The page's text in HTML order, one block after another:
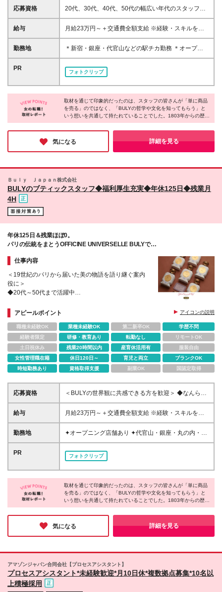
応募資格
20代、30代、40代、50代の幅広い年代のスタッフが
活躍中です。 ◎学歴不問 ◎ブランクOK ◎サービス業
や接客業のご経験 （例：ホテル・航空・飲食・アパ
○o。. ・BULYの製品や店舗の空間が好きで、その世
界観に身を置いて働きたい方 ・ブランドの歴史や製
客様一人ひとりと丁寧に向き合う接客がしたい方 ・
関心をお持ちの方 経験以上に大切なのは、BULYの哲
学に共感し、その魅力をお客様へ伝えたいという想い
です。 まずはBULYを愛する気持ちを持って、新しい
一歩を踏み出してみませんか。
給与
月給23万円～＋交通費全額支給 ※経験・スキルを考
慮して決定いたします ※残業代は全額支給いたします
※試用期間3ヶ月（期間中の給与・待遇に差異はあり
勤務地
＊新宿・銀座・代官山などの駅チカ勤務 ＊オープニ
ング店舗あり ＊転勤なし 以下のOFFICINE
UNIVERSELLE BULYの、いずれかの店舗にて勤務い
ただきます。 .。o○ 新宿エリアの百貨店内に、新店舗
がオープン予定 ○o。. オープニングスタッフも、一か
らお店を創り上げる仲間として積極採用中です。 ＜
東京＞ ＊代官山店：東京都渋谷区恵比寿西1-25-9 ＊
日本橋高島屋店：東京都中央区日本橋2-4-1 日本橋高
島屋 本館1階 ＊新宿店：東京都新宿区新宿4-1-6
港区南青山5-11-5 住友南青山ビル 1F ＊麻布台店：東
京都港区麻布台1-2-4 麻布台ヒルズガーデンプラザC
丸の内ブリックスクエア 1F ＊松屋銀座店：東京都中
央区銀座3-6-1 松屋銀座1F ＊代官山猿楽町店：東京都
PR
フォトクリップ
取材を通じて印象的だったのは、スタッフの皆さんが「単に商品
を売る」のではなく、「BULYの哲学や文化を知ってもらう」と
いう想いを共通して持たれていることでした。1803年からの歴史
や自然の知恵、そしてカリグラフィーの技術。その背景にある美
学に自らも深く触れ、理解しようとする姿勢が、接客スキルに留
まらず、一人の人間としての知性と魅力を磨いているのだと、皆
さんの誇りに満ちた表情を見て強く実感しました。
気になる 詳細を見る
Ｂｕｌｙ Ｊａｐａｎ株式会社
BULYのブティックスタッフ◆福利厚生充実◆年休125日◆残業月
4H
年休125日＆残業ほぼ0。
パリの伝統をまとうOFFICINE UNIVERSELLE BULYで
仕事内容
＜19世紀のパリから届いた美の物語を語り継ぐ案内
役に＞
◆20代～50代まで活躍中
ム体制
◆英会話レッスンや文化・芸術など教養を身に付けら
れる制度あり
アピールポイント アイコンの説明
職種未経験OK 業種未経験OK 第二新卒OK
学歴不問
経験者限定
研修・教育あり 転勤なし
リモートOK
土日祝休み
残業20時間以内 産育休活用有
服装自由
女性管理職在籍
休日120日～ 育児と両立
ブランクOK
時短勤務あり
資格取得支援 副業OK 国認定取得
応募資格
＜BULYの世界観に共感できる方を歓迎＞ ◆なんらか
のご接客・サービス業での経験 └ホテル、航空等、ア
パレル、飲食など業種は不問です ◆学歴不問 .。o○ こ
間が好きで、その世界観に身を置いて働きたい方 ・
ブランドの歴史や製品に興味を持ち、学び続けること
接客がしたい方 ・商品を販売するだけでなく、ブラ
切なのは、BULYの哲学に共感し、その魅力をお客様
へ伝えたいという想いです。 まずはBULYを愛する気
持ちを持って、新しい一歩を踏み出してみませんか。
給与
月給23万円～＋交通費全額支給 ※経験・スキルを考
慮して決定いたします ※残業代は全額支給いたします
※試用期間3ヶ月（期間中の給与・待遇に差異はあり
勤務地
✦オープニング店舗あり ✦代官山・銀座・丸の内・新
宿・日本橋・渋谷など首都圏で募集中 以下の
OFFICINE UNIVERSELLE BULYの、いずれかの店舗
にて勤務いただきます。 .。o○ 新宿エリアの百貨店内
に、新店舗がオープン予定 ○o。. オープニングスタッ
フも、一からお店を創り上げる仲間として積極採用中
です。 ＜東京＞ ＊代官山店：東京都渋谷区恵比寿西
1-25-9 ＊日本橋高島屋店：東京都中央区日本橋2-4-1
日本橋高島屋 本館1階 ＊新宿店：東京都新宿区新宿4-
京都港区南青山5-11-5 住友南青山ビル 1F ＊麻布台
店：東京都港区麻布台1-2-4 麻布台ヒルズガーデンプ
内2-6-1 丸の内ブリックスクエア 1F ＊松屋銀座店：
東京都中央区銀座3-6-1 松屋銀座1F ＊代官山猿楽町
PR
フォトクリップ
取材を通じて印象的だったのは、スタッフの皆さんが「単に商品
を売る」のではなく、「BULYの哲学や文化を知ってもらう」と
いう想いを共通して持たれていることでした。1803年からの歴史
や自然の知恵、そしてカリグラフィーの技術。その背景にある美
学に自らも深く触れ、理解しようとする姿勢が、接客スキルに留
まらず、一人の人間としての知性と魅力を磨いているのだと、皆
さんの誇りに満ちた表情を見て強く実感しました。
気になる 詳細を見る
アマゾンジャパン合同会社【プロセスアシスタント】
プロセスアシスタント*未経験歓迎*月10日休*複数拠点募集*10名以
上積極採用